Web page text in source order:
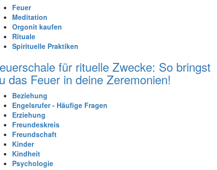
Feuer
Meditation
Orgonit kaufen
Rituale
Spirituelle Praktiken
für rituelle Zwecke: So bringst
das Feuer in deine Zeremonien!
Beziehung
Engelsrufer - Häufige Fragen
Erziehung
Freundeskreis
Freundschaft
Kinder
Kindheit
Psychologie